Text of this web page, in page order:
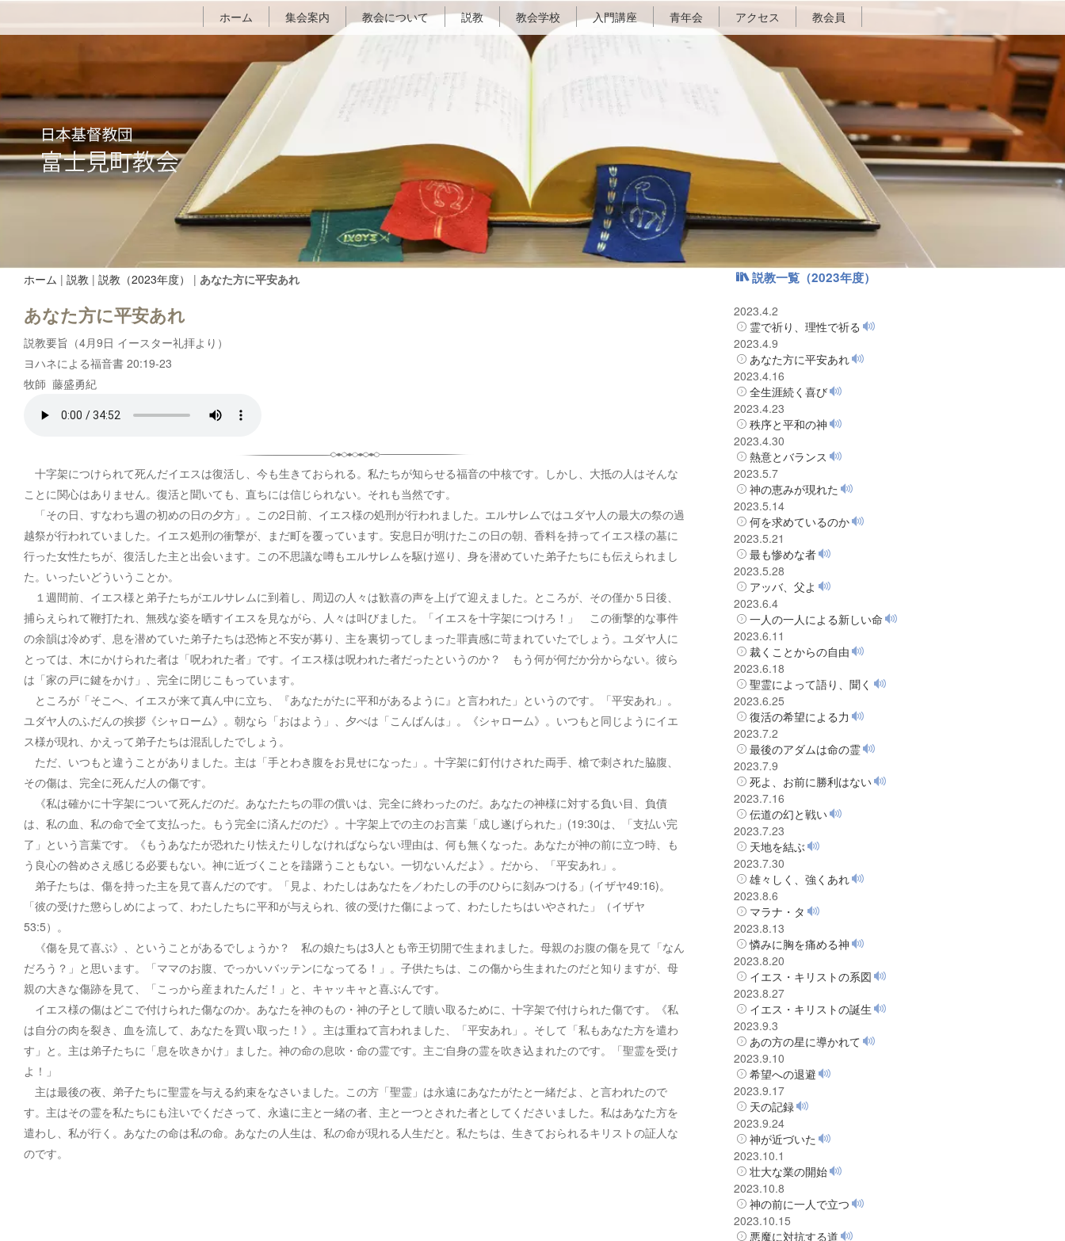
ホーム 集会案内 教会について 説教 教会学校 入門講座 青年会 アクセス 教会員
ホーム | 説教 | 説教（2023年度） | あなた方に平安あれ
あなた方に平安あれ
説教要旨（4月9日 イースター礼拝より）
ヨハネによる福音書 20:19-23
牧師 藤盛勇紀
十字架につけられて死んだイエスは復活し、今も生きておられる。私たちが知らせる福音の中核です。しかし、大抵の人はそんな
ことに関心はありません。復活と聞いても、直ちには信じられない。それも当然です。
「その日、すなわち週の初めの日の夕方」。この2日前、イエス様の処刑が行われました。エルサレムではユダヤ人の最大の祭の過
越祭が行われていました。イエス処刑の衝撃が、まだ町を覆っています。安息日が明けたこの日の朝、香料を持ってイエス様の墓に
行った女性たちが、復活した主と出会います。この不思議な噂もエルサレムを駆け巡り、身を潜めていた弟子たちにも伝えられまし
た。いったいどういうことか。
１週間前、イエス様と弟子たちがエルサレムに到着し、周辺の人々は歓喜の声を上げて迎えました。ところが、その僅か５日後、
捕らえられて鞭打たれ、無残な姿を晒すイエスを見ながら、人々は叫びました。「イエスを十字架につけろ！」 この衝撃的な事件
の余韻は冷めず、息を潜めていた弟子たちは恐怖と不安が募り、主を裏切ってしまった罪責感に苛まれていたでしょう。ユダヤ人に
とっては、木にかけられた者は「呪われた者」です。イエス様は呪われた者だったというのか？ もう何が何だか分からない。彼ら
は「家の戸に鍵をかけ」、完全に閉じこもっています。
ところが「そこへ、イエスが来て真ん中に立ち、『あなたがたに平和があるように』と言われた」というのです。「平安あれ」。
ユダヤ人のふだんの挨拶《シャローム》。朝なら「おはよう」、夕べは「こんばんは」。《シャローム》。いつもと同じようにイエ
ス様が現れ、かえって弟子たちは混乱したでしょう。
ただ、いつもと違うことがありました。主は「手とわき腹をお見せになった」。十字架に釘付けされた両手、槍で刺された脇腹、
その傷は、完全に死んだ人の傷です。
《私は確かに十字架について死んだのだ。あなたたちの罪の償いは、完全に終わったのだ。あなたの神様に対する負い目、負債
は、私の血、私の命で全て支払った。もう完全に済んだのだ》。十字架上での主のお言葉「成し遂げられた」(19:30は、「支払い完
了」という言葉です。《もうあなたが恐れたり怯えたりしなければならない理由は、何も無くなった。あなたが神の前に立つ時、も
う良心の咎めさえ感じる必要もない。神に近づくことを躊躇うこともない。一切ないんだよ》。だから、「平安あれ」。
弟子たちは、傷を持った主を見て喜んだのです。「見よ、わたしはあなたを／わたしの手のひらに刻みつける」(イザヤ49:16)。
「彼の受けた懲らしめによって、わたしたちに平和が与えられ、彼の受けた傷によって、わたしたちはいやされた」（イザヤ
53:5）。
《傷を見て喜ぶ》、ということがあるでしょうか？ 私の娘たちは3人とも帝王切開で生まれました。母親のお腹の傷を見て「なん
だろう？」と思います。「ママのお腹、でっかいバッテンになってる！」。子供たちは、この傷から生まれたのだと知りますが、母
親の大きな傷跡を見て、「こっから産まれたんだ！」と、キャッキャと喜ぶんです。
イエス様の傷はどこで付けられた傷なのか。あなたを神のもの・神の子として贖い取るために、十字架で付けられた傷です。《私
は自分の肉を裂き、血を流して、あなたを買い取った！》。主は重ねて言われました、「平安あれ」。そして「私もあなた方を遣わ
す」と。主は弟子たちに「息を吹きかけ」ました。神の命の息吹・命の霊です。主ご自身の霊を吹き込まれたのです。「聖霊を受け
よ！」
主は最後の夜、弟子たちに聖霊を与える約束をなさいました。この方「聖霊」は永遠にあなたがたと一緒だよ、と言われたので
す。主はその霊を私たちにも注いでくださって、永遠に主と一緒の者、主と一つとされた者としてくださいました。私はあなた方を
遣わし、私が行く。あなたの命は私の命。あなたの人生は、私の命が現れる人生だと。私たちは、生きておられるキリストの証人な
のです。
説教一覧（2023年度）
2023.4.2
霊で祈り、理性で祈る
2023.4.9
あなた方に平安あれ
2023.4.16
全生涯続く喜び
2023.4.23
秩序と平和の神
2023.4.30
熱意とバランス
2023.5.7
神の恵みが現れた
2023.5.14
何を求めているのか
2023.5.21
最も惨めな者
2023.5.28
アッバ、父よ
2023.6.4
一人の一人による新しい命
2023.6.11
裁くことからの自由
2023.6.18
聖霊によって語り、聞く
2023.6.25
復活の希望による力
2023.7.2
最後のアダムは命の霊
2023.7.9
死よ、お前に勝利はない
2023.7.16
伝道の幻と戦い
2023.7.23
天地を結ぶ
2023.7.30
雄々しく、強くあれ
2023.8.6
マラナ・タ
2023.8.13
憐みに胸を痛める神
2023.8.20
イエス・キリストの系図
2023.8.27
イエス・キリストの誕生
2023.9.3
あの方の星に導かれて
2023.9.10
希望への退避
2023.9.17
天の記録
2023.9.24
神が近づいた
2023.10.1
壮大な業の開始
2023.10.8
神の前に一人で立つ
2023.10.15
悪魔に対抗する道